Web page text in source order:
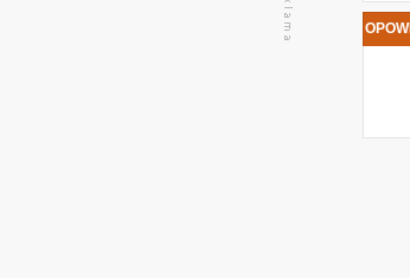
NOWA KSIĄŻKA HALINA POŚWIATOWSKA -